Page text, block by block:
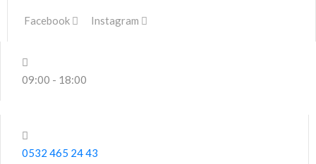
Facebook Instagram
09:00 - 18:00
0532 465 24 43